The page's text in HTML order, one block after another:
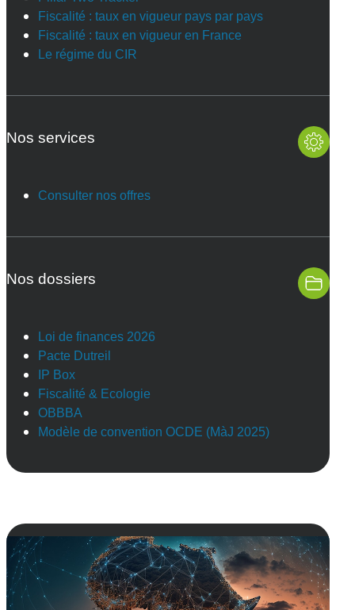
Fiscalité : taux en vigueur pays par pays
Fiscalité : taux en vigueur en France
Le régime du CIR
Nos services
Consulter nos offres
Nos dossiers
Loi de finances 2026
Pacte Dutreil
IP Box
Fiscalité & Ecologie
OBBBA
Modèle de convention OCDE (MàJ 2025)